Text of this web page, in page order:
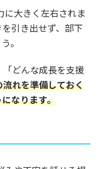
に大きく左右されま
引き出せず、部下
。
どんな成長を支援
れを準備しておく
なります。